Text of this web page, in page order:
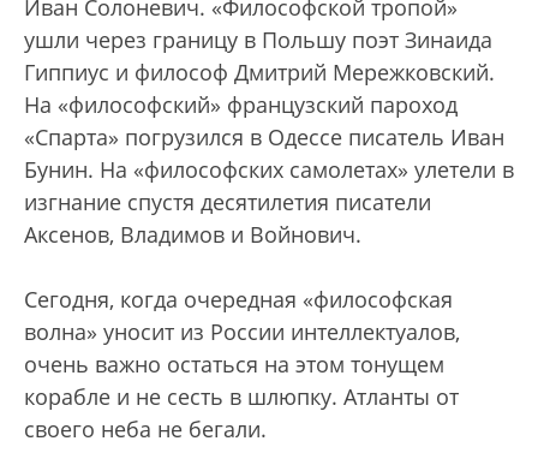
Иван Солоневич. «Философской тропой»
ушли через границу в Польшу поэт Зинаида
Гиппиус и философ Дмитрий Мережковский.
На «философский» французский пароход
«Спарта» погрузился в Одессе писатель Иван
Бунин. На «философских самолетах» улетели в
изгнание спустя десятилетия писатели
Аксенов, Владимов и Войнович.
Сегодня, когда очередная «философская
волна» уносит из России интеллектуалов,
очень важно остаться на этом тонущем
корабле и не сесть в шлюпку. Атланты от
своего неба не бегали.